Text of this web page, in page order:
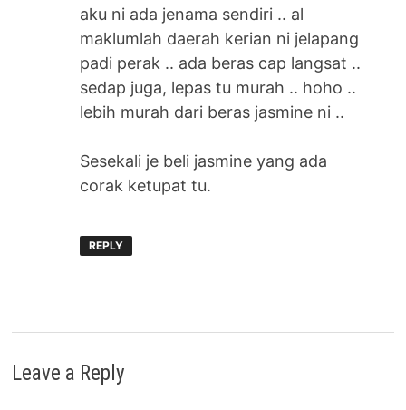
aku ni ada jenama sendiri .. al
maklumlah daerah kerian ni jelapang
padi perak .. ada beras cap langsat ..
sedap juga, lepas tu murah .. hoho ..
lebih murah dari beras jasmine ni ..
Sesekali je beli jasmine yang ada
corak ketupat tu.
REPLY
Leave a Reply